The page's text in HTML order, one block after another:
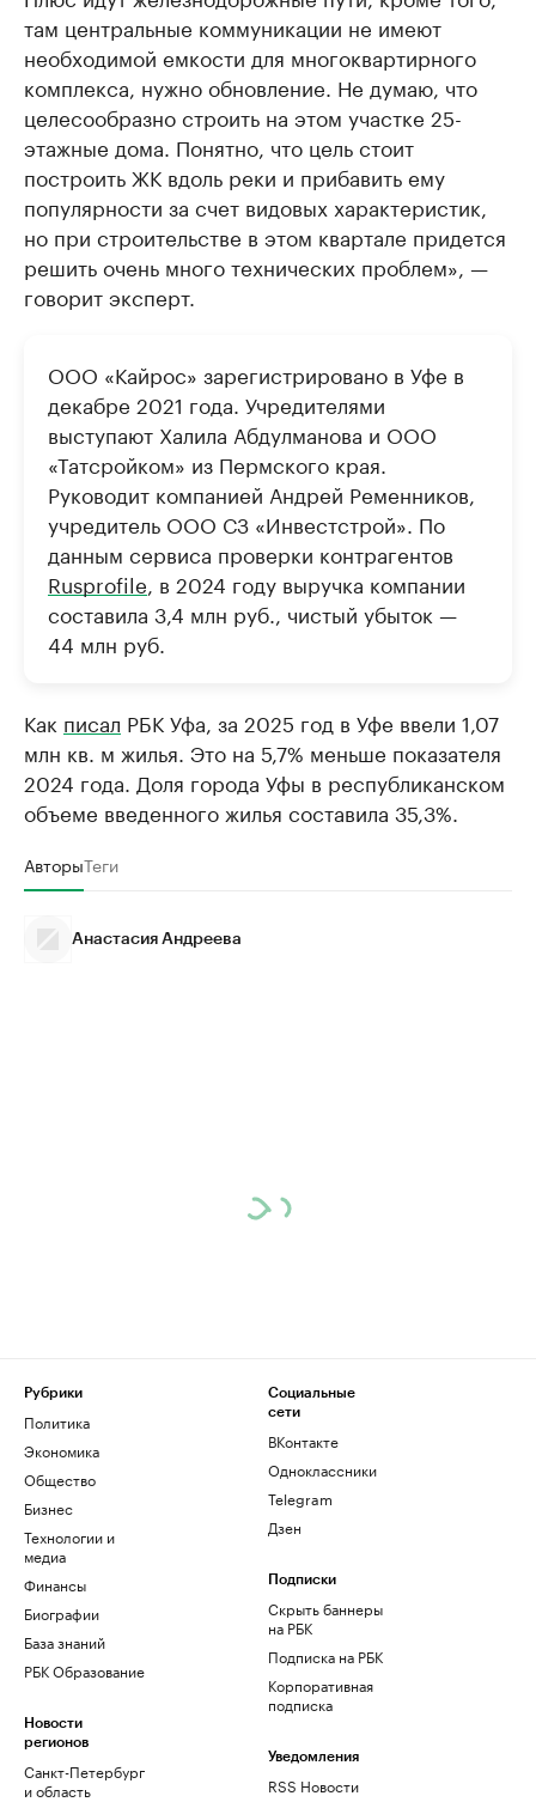
там центральные коммуникации не имеют
необходимой емкости для многоквартирного
комплекса, нужно обновление. Не думаю, что
целесообразно строить на этом участке 25-
этажные дома. Понятно, что цель стоит
построить ЖК вдоль реки и прибавить ему
популярности за счет видовых характеристик,
но при строительстве в этом квартале придется
решить очень много технических проблем», —
говорит эксперт.
ООО «Кайрос» зарегистрировано в Уфе в
декабре 2021 года. Учредителями
выступают Халила Абдулманова и ООО
«Татсройком» из Пермского края.
Руководит компанией Андрей Ременников,
учредитель ООО СЗ «Инвестстрой». По
данным сервиса проверки контрагентов
Rusprofile , в 2024 году выручка компании
составила 3,4 млн руб., чистый убыток —
44 млн руб.
Как писал РБК Уфа, за 2025 год в Уфе ввели 1,07
млн кв. м жилья. Это на 5,7% меньше показателя
2024 года. Доля города Уфы в республиканском
объеме введенного жилья составила 35,3%.
АвторыТеги
Анастасия Андреева
Рубрики
Политика
Экономика
Общество
Бизнес
Технологии и
медиа
Финансы
Биографии
База знаний
РБК Образование
Новости
регионов
Санкт-Петербург
и область
Социальные
сети
ВКонтакте
Одноклассники
Telegram
Дзен
Подписки
Скрыть баннеры
на РБК
Подписка на РБК
Корпоративная
подписка
Уведомления
RSS Новости